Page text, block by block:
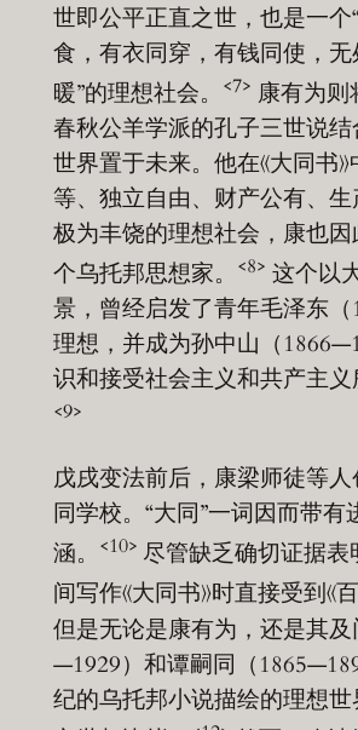
世即公平正直之世，也是一
食，有衣同穿，有钱同使，
暖”的理想社会。
<7> 康有为则
春秋公羊学派的孔子三世说
世界置于未来。他在《大同书
等、独立自由、财产公有、
极为丰饶的理想社会，康也
个乌托邦思想家。
<8> 这个以
景，曾经启发了青年毛泽东
理想，并成为孙中山（
识和接受社会主义和共产主
<9>
戊戌变法前后，康梁师徒等
同学校。“大同”一词因而带
涵。
<10> 尽管缺乏确切证据
间写作《大同书》时直接受到《
但是无论是康有为，还是其
—1929）和谭嗣同（
纪的乌托邦小说描绘的理想